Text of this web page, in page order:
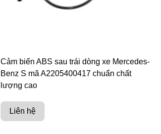
Cảm biến ABS sau trái dòng xe Mercedes-
Benz S mã A2205400417 chuẩn chất
lượng cao
Liên hệ